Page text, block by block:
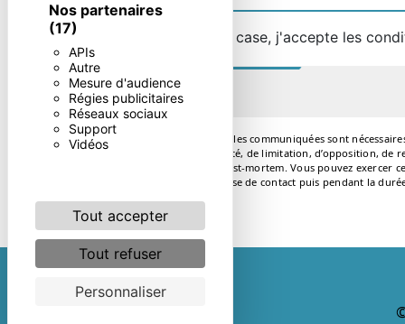
Nos partenaires
(17)
APIs
Autre
Mesure d'audience
Régies publicitaires
Réseaux sociaux
Support
Vidéos
Tout accepter
Tout refuser
Personnaliser
En cochant cette case, j'accepte les
** Les données personnelles communiquées sont
d’effacement, de portabilité, de limitation, d’opposition,
le sort de vos données post-mortem. Vous pouvez
pendant la période de prise de contact puis pendant la